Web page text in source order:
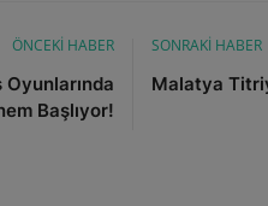
ÖNCEKI HABER
Oyunlarında
Başlıyor!
SONRAKI HABER
Malatya